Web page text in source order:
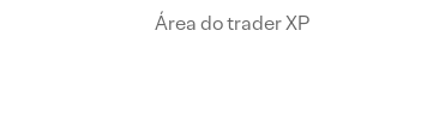
Área do trader XP